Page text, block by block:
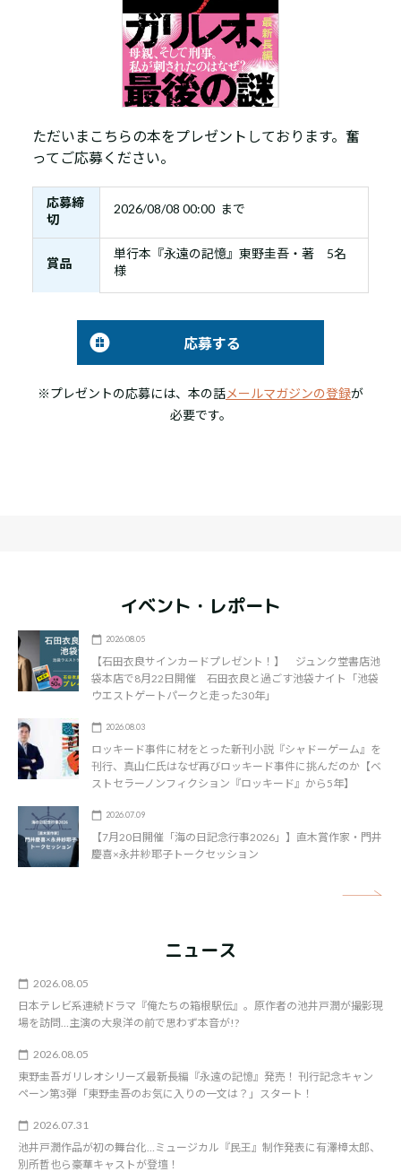
ただいまこちらの本をプレゼントしております。奮
ってご応募ください。
応募締
切
2026/08/08 00:00 まで
賞品
単行本『永遠の記憶』東野圭吾・著 5名
様
応募する
※プレゼントの応募には、本の話メールマガジンの登録が
必要です。
イベント・レポート
2026.08.05
【石田衣良サインカードプレゼント！】 ジュンク堂書店池
袋本店で8月22日開催 石田衣良と過ごす池袋ナイト「池袋
ウエストゲートパークと走った30年」
2026.08.03
ロッキード事件に材をとった新刊小説『シャドーゲーム』を
刊行、真山仁氏はなぜ再びロッキード事件に挑んだのか【ベ
ストセラーノンフィクション『ロッキード』から5年】
2026.07.09
【7月20日開催「海の日記念行事2026」】直木賞作家・門井
慶喜×永井紗耶子トークセッション
ニュース
2026.08.05
日本テレビ系連続ドラマ『俺たちの箱根駅伝』。原作者の池井戸潤が撮影現
場を訪問…主演の大泉洋の前で思わず本音が!?
2026.08.05
東野圭吾ガリレオシリーズ最新長編『永遠の記憶』発売！ 刊行記念キャン
ペーン第3弾「東野圭吾のお気に入りの一文は？」スタート！
2026.07.31
池井戸潤作品が初の舞台化…ミュージカル『民王』制作発表に有澤樟太郎、
別所哲也ら豪華キャストが登壇！